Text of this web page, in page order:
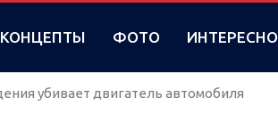
КОНЦЕПТЫ ФОТО ИНТЕРЕСНО
убивает двигатель автомобиля